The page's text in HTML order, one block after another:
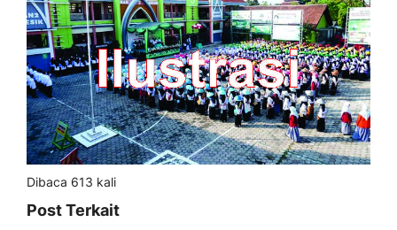
Dibaca 613 kali
Post Terkait